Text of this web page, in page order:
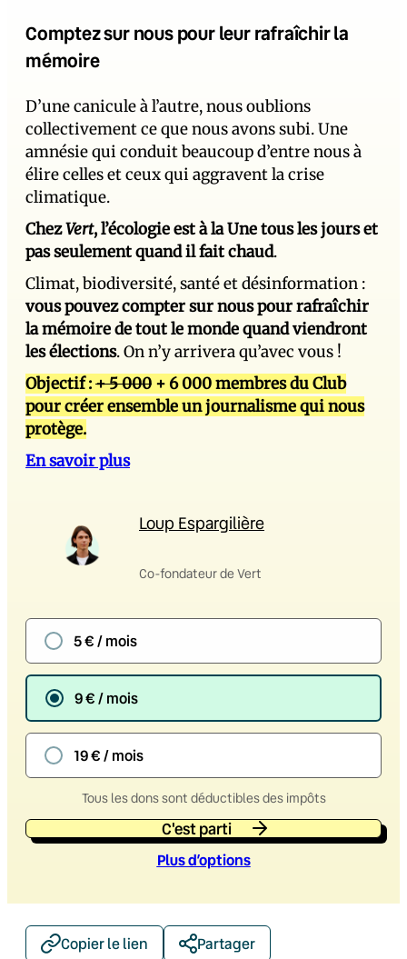
Comptez sur nous pour leur rafraîchir la
mémoire
D’une canicule à l’autre, nous oublions
collectivement ce que nous avons subi. Une
amnésie qui conduit beaucoup d’entre nous à
élire celles et ceux qui aggravent la crise
climatique.
ChezVert, l’écologie est à la Une tous les jours et
pas seulement quand il fait chaud.
Climat, biodiversité, santé et désinformation :
vous pouvez compter sur nous pour rafraîchir
la mémoire de tout le monde quand viendront
les élections. On n’y arrivera qu’avec vous !
Objectif :+ 5 000 + 6 000 membres du Club
pour créer ensemble un journalisme qui nous
protège.
En savoir plus
Loup Espargilière
Co-fondateur de Vert
5 € / mois
9 € / mois
19 € / mois
Tous les dons sont déductibles des impôts
C'est parti
Plus d’options
Copier le lien Partager